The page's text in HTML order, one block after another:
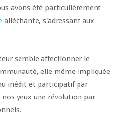
avons été particulièrement
alléchante, s'adressant aux
semble affectionner le
elle même impliquée
inédit et participatif par
yeux une révolution par